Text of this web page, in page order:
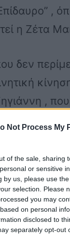
Not Process My
of the sale, sharing
or sensitive
by us, please use
selection. Please
you may
on personal
disclosed to
separately opt-out
,
η Ζέτα
δεν
,
του Tlife.gr ,
,
Ζέτα